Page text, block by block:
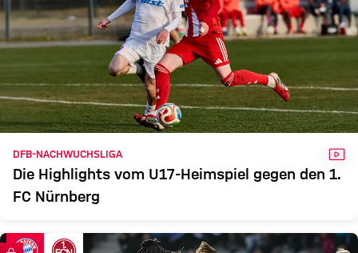
DFB-NACHWUCHSLIGA
Die Highlights vom U17-Heimspiel gegen den 1.
FC Nürnberg